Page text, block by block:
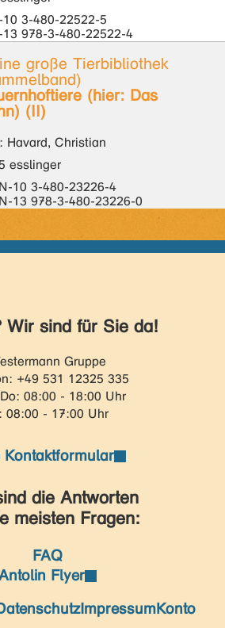
3-480-22522-5
13 978-3-480-22522-4
große Tierbibliothek
(hier: Das
(II)
Havard, Christian
esslinger
10 3-480-23226-4
13 978-3-480-23226-0